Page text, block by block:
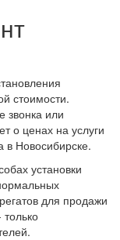
стоимости.
звонка или
о ценах на услуги
в Новосибирске.
установки
для продажи